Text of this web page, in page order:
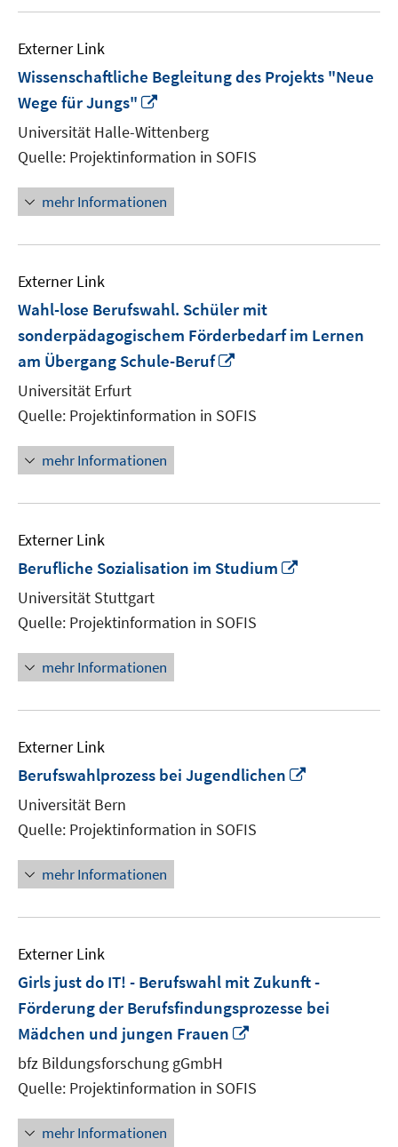
Externer Link
Wissenschaftliche Begleitung des Projekts "Neue
Wege für Jungs"
neuem
Fenster
öffnen
Universität Halle-Wittenberg
Quelle: Projektinformation in SOFIS
mehr Informationen
Externer Link
Wahl-lose Berufswahl. Schüler mit
sonderpädagogischem Förderbedarf im Lernen
am Übergang Schule-Beruf
öffnen
Universität Erfurt
Quelle: Projektinformation in SOFIS
mehr Informationen
Externer Link
Berufliche Sozialisation im Studium
Universität Stuttgart
Quelle: Projektinformation in SOFIS
mehr Informationen
Externer Link
Berufswahlprozess bei Jugendlichen
Universität Bern
Quelle: Projektinformation in SOFIS
mehr Informationen
Externer Link
Girls just do IT! - Berufswahl mit Zukunft -
Förderung der Berufsfindungsprozesse bei
Mädchen und jungen Frauen
öffnen
bfz Bildungsforschung gGmbH
Quelle: Projektinformation in SOFIS
mehr Informationen